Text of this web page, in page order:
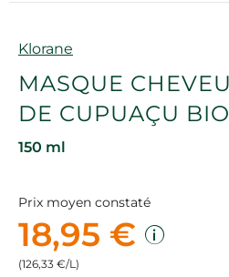
Marque
Klorane
MASQUE
DE CUPUAÇU
150 ml
Prix moyen constaté
18,95 €
(126,33 €/L)